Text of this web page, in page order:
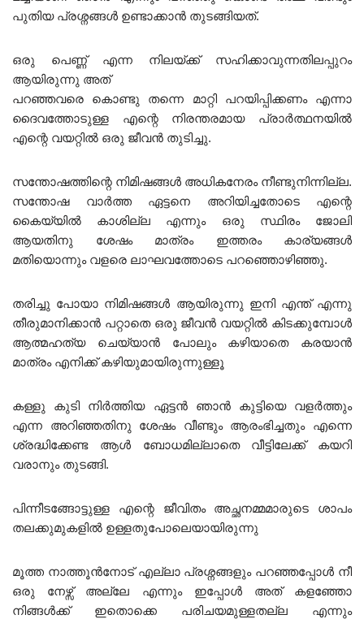
പുതിയ പ്രശ്നങ്ങൾ ഉണ്ടാക്കാൻ തുടങ്ങിയത്.
ഒരു പെണ്ണ് എന്ന നിലയ്ക്ക് സഹിക്കാവുന്നതിലപ്പുറം
ആയിരുന്നു അത്
പറഞ്ഞവരെ കൊണ്ടു തന്നെ മാറ്റി പറയിപ്പിക്കണം എന്നാ
ദൈവത്തോടുള്ള എന്റെ നിരന്തരമായ പ്രാർത്ഥനയിൽ
എന്റെ വയറ്റിൽ ഒരു ജീവൻ തുടിച്ചു.
സന്തോഷത്തിന്റെ നിമിഷങ്ങൾ അധികനേരം നീണ്ടുനിന്നില്ല.
സന്തോഷ വാർത്ത ഏട്ടനെ അറിയിച്ചതോടെ എന്റെ
കൈയ്യിൽ കാശില്ല എന്നും ഒരു സ്ഥിരം ജോലി
ആയതിനു ശേഷം മാത്രം ഇത്തരം കാര്യങ്ങൾ
മതിയൊന്നും വളരെ ലാഘവത്തോടെ പറഞ്ഞൊഴിഞ്ഞു.
തരിച്ചു പോയാ നിമിഷങ്ങൾ ആയിരുന്നു ഇനി എന്ത് എന്നു
തീരുമാനിക്കാൻ പറ്റാതെ ഒരു ജീവൻ വയറ്റിൽ കിടക്കുമ്പോൾ
ആത്മഹത്യ ചെയ്യാൻ പോലും കഴിയാതെ കരയാൻ
മാത്രം എനിക്ക് കഴിയുമായിരുന്നുള്ളൂ
കള്ളു കുടി നിർത്തിയ ഏട്ടൻ ഞാൻ കുട്ടിയെ വളർത്തും
എന്ന അറിഞ്ഞതിനു ശേഷം വീണ്ടും ആരംഭിച്ചതും എന്നെ
ശ്രദ്ധിക്കേണ്ട ആൾ ബോധമില്ലാതെ വീട്ടിലേക്ക് കയറി
വരാനും തുടങ്ങി.
പിന്നീടങ്ങോട്ടുള്ള എന്റെ ജീവിതം അച്ഛനമ്മമാരുടെ ശാപം
തലക്കുമുകളിൽ ഉള്ളതുപോലെയായിരുന്നു
മൂത്ത നാത്തൂൻനോട് എല്ലാ പ്രശ്നങ്ങളും പറഞ്ഞപ്പോൾ നീ
ഒരു നേഴ്സ് അല്ലേ എന്നും ഇപ്പോൾ അത് കളഞ്ഞോ
നിങ്ങൾക്ക് ഇതൊക്കെ പരിചയമുള്ളതല്ല എന്നും